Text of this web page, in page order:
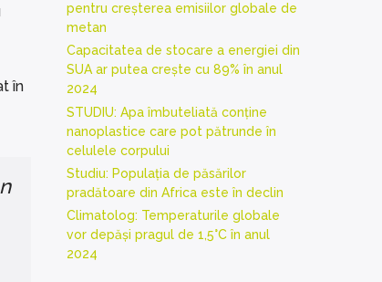
în
pentru creșterea emisiilor globale de
metan
Capacitatea de stocare a energiei din
SUA ar putea crește cu 89% în anul
2024
STUDIU: Apa îmbuteliată conține
nanoplastice care pot pătrunde în
celulele corpului
Studiu: Populația de păsărilor
pradătoare din Africa este în declin
Climatolog: Temperaturile globale
vor depăși pragul de 1,5°C în anul
2024